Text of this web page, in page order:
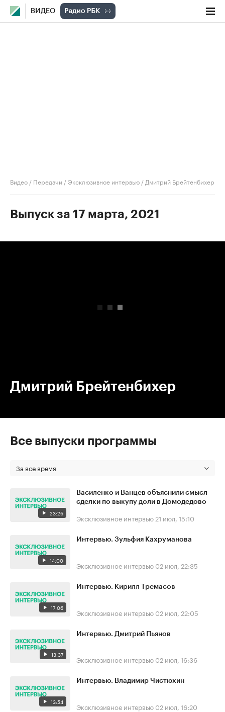
ВИДЕО
Видео / Передачи /Эксклюзивное интервью / Дмитрий Брейтенбихер
Выпуск за 17 марта, 2021
Дмитрий Брейтенбихер
Все выпуски программы
За все время
23:26
Василенко и Ванцев объяснили смысл
сделки по выкупу доли в Домодедово
Эксклюзивное интервью 21 июл, 15:10
14:00
Интервью. Зульфия Кахруманова
Эксклюзивное интервью 02 июл, 22:35
17:06
Интервью. Кирилл Тремасов
Эксклюзивное интервью 02 июл, 22:05
13:37
Интервью. Дмитрий Пьянов
Эксклюзивное интервью 02 июл, 16:36
13:54
Интервью. Владимир Чистюхин
Эксклюзивное интервью 02 июл, 16:20